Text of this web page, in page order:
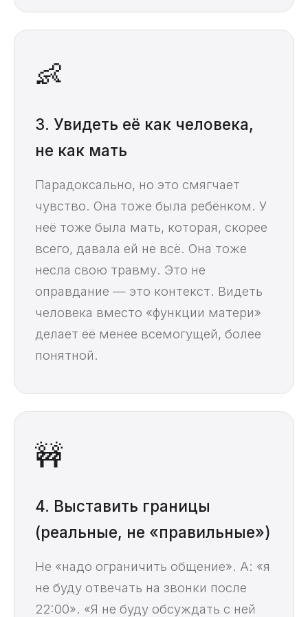
👶
3. Увидеть её как человека,
не как мать
Парадоксально, но это смягчает
чувство. Она тоже была ребёнком. У
неё тоже была мать, которая, скорее
всего, давала ей не всё. Она тоже
несла свою травму. Это не
оправдание — это контекст. Видеть
человека вместо «функции матери»
делает её менее всемогущей, более
понятной.
🚧
4. Выставить границы
(реальные, не «правильные»)
Не «надо ограничить общение». А: «я
не буду отвечать на звонки после
22:00». «Я не буду обсуждать с ней